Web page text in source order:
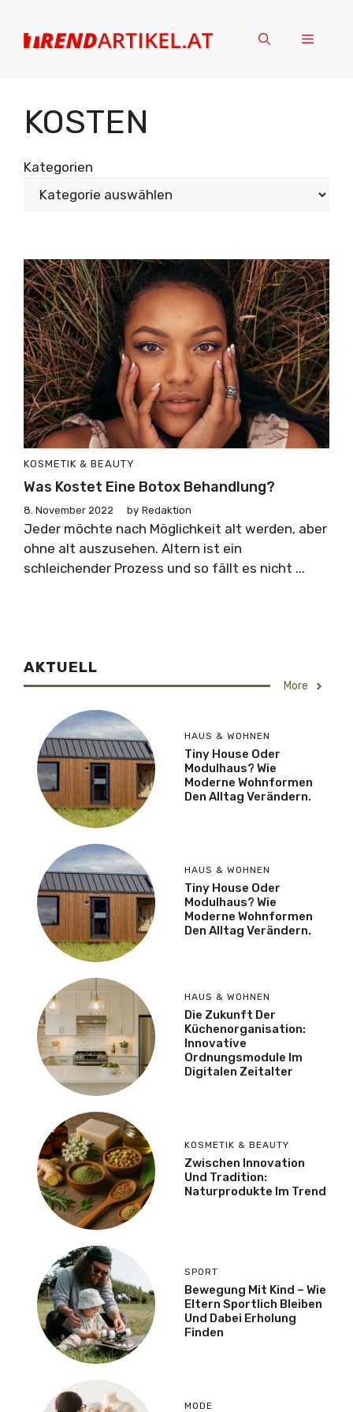
springen
Menü
KOSTEN
Kategorien
KOSMETIK & BEAUTY
Was Kostet Eine Botox Behandlung?
8. November 2022 by Redaktion
Jeder möchte nach Möglichkeit alt werden, aber
ohne alt auszusehen. Altern ist ein
schleichender Prozess und so fällt es nicht ...
AKTUELL
More
HAUS & WOHNEN
Tiny House Oder
Modulhaus? Wie
Moderne Wohnformen
Den Alltag Verändern.
HAUS & WOHNEN
Tiny House Oder
Modulhaus? Wie
Moderne Wohnformen
Den Alltag Verändern.
HAUS & WOHNEN
Die Zukunft Der
Küchenorganisation:
Innovative
Ordnungsmodule Im
Digitalen Zeitalter
KOSMETIK & BEAUTY
Zwischen Innovation
Und Tradition:
Naturprodukte Im Trend
SPORT
Bewegung Mit Kind – Wie
Eltern Sportlich Bleiben
Und Dabei Erholung
Finden
MODE